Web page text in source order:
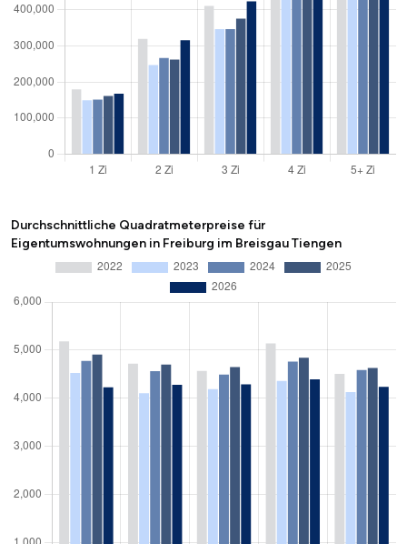
Durchschnittliche Quadratmeterpreise für
Eigentumswohnungen in Freiburg im Breisgau Tiengen